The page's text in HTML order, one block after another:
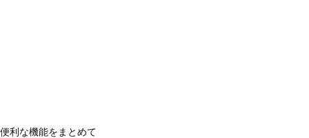
便利な機能をまとめて